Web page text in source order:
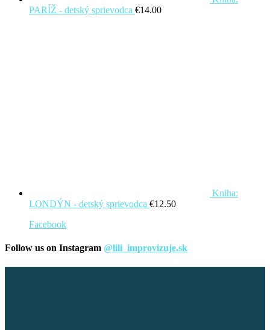
PARÍŽ - detský sprievodca €14.00
Kniha:
LONDÝN - detský sprievodca €12.50
Facebook
Follow us on Instagram @lili_improvizuje.sk